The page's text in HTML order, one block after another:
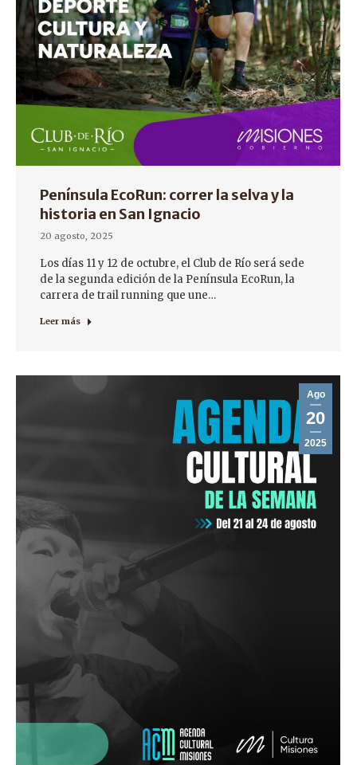
Península EcoRun: correr la selva y la
historia en San Ignacio
20 agosto, 2025
Los días 11 y 12 de octubre, el Club de Río será sede
de la segunda edición de la Península EcoRun, la
carrera de trail running que une…
Leer más
Ago
20
2025